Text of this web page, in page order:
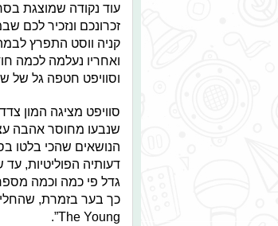
קניה ווסט התפרץ
ואחריו נעלמה לכמה
וסוויפט חטפה גל של
סוויפט מציגה המון
שנבעו מחוסר אהבה
הנושאים שהכי בלטו
דעותיה הפוליטיות,
גדל פי כמה וכמה
The Young”.